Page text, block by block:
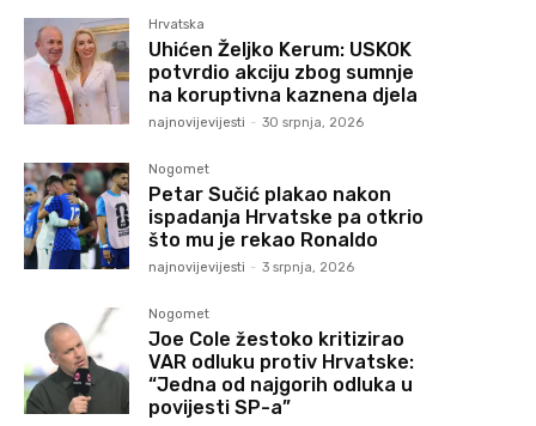
Hrvatska
Uhićen Željko Kerum: USKOK
potvrdio akciju zbog sumnje
na koruptivna kaznena djela
najnovijevijesti - 30 srpnja, 2026
Nogomet
Petar Sučić plakao nakon
ispadanja Hrvatske pa otkrio
što mu je rekao Ronaldo
najnovijevijesti - 3 srpnja, 2026
Nogomet
Joe Cole žestoko kritizirao
VAR odluku protiv Hrvatske:
“Jedna od najgorih odluka u
povijesti SP-a”